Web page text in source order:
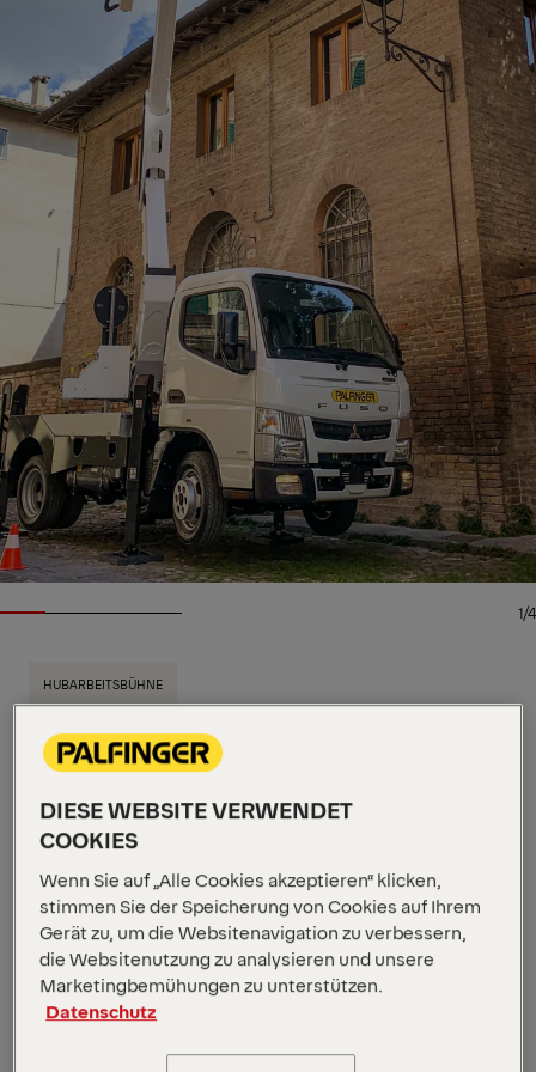
1/4
HUBARBEITSBÜHNE
Wichtige Spezifikationen
Arbeitshöhe
Horizontale Reichweite
Alle Spezifikationen anzeigen
Wendig und kompakt – ideal für schmale Gassen
und enge Straßen. Die Stütze bleibt vollständig
innerhalb der Fahrzeugkonturen, was ein sicheres
Arbeiten auch in engen Räumen ermöglicht. Ein
langer Hubweg gleicht unebenes Gelände aus,
während der rotierende Arbeitskorb Flexibilität und
DIESE WEBSITE VERWENDET
COOKIES
Wenn Sie auf „Alle Cookies akzeptieren“ klicken,
stimmen Sie der Speicherung von Cookies auf Ihrem
Gerät zu, um die Websitenavigation zu verbessern,
die Websitenutzung zu analysieren und unsere
Marketingbemühungen zu unterstützen.
Datenschutz